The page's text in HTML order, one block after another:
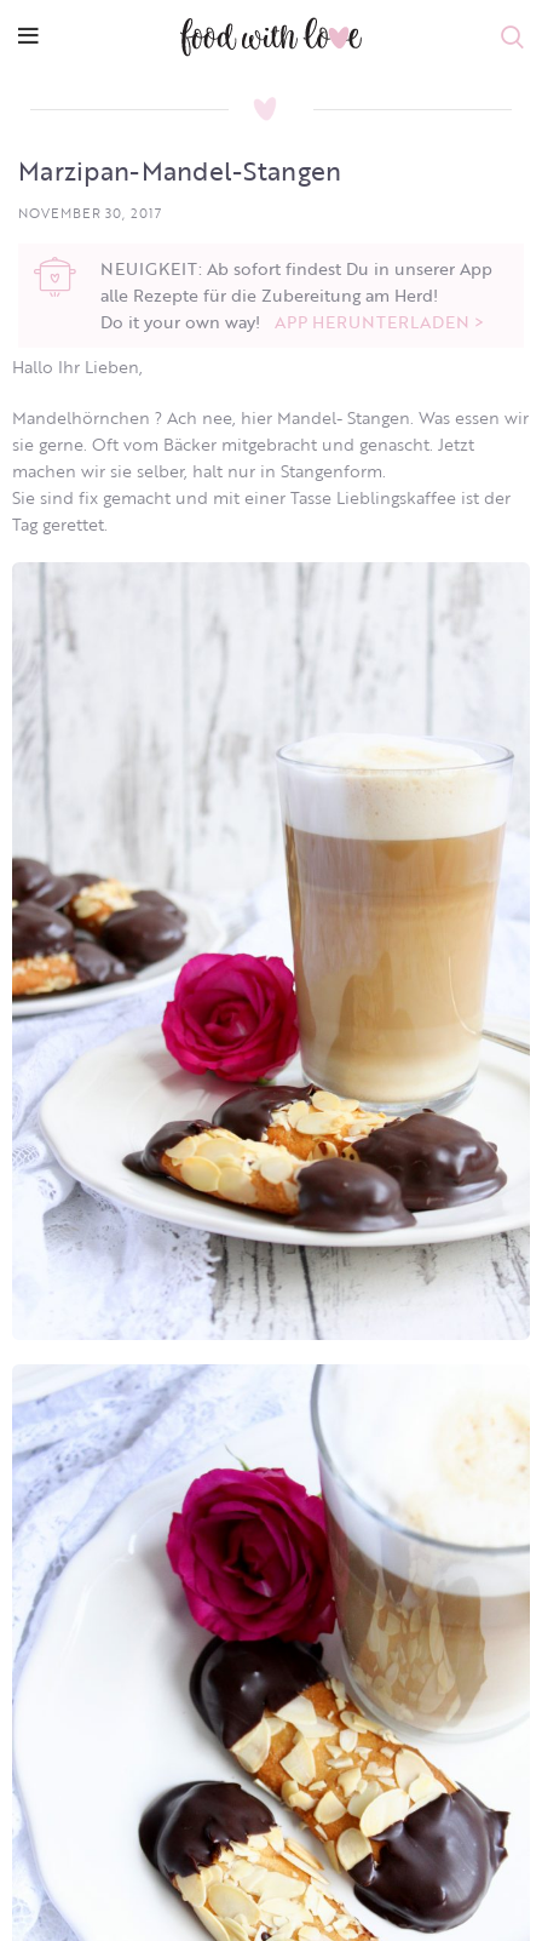
Marzipan-Mandel-Stangen
NOVEMBER 30, 2017
NEUIGKEIT: Ab sofort findest Du in unserer App
alle Rezepte für die Zubereitung am Herd!
Do it your own way! APP HERUNTERLADEN >
Hallo Ihr Lieben,
Mandelhörnchen ? Ach nee, hier Mandel- Stangen. Was essen wir
sie gerne. Oft vom Bäcker mitgebracht und genascht. Jetzt
machen wir sie selber, halt nur in Stangenform.
Sie sind fix gemacht und mit einer Tasse Lieblingskaffee ist der
Tag gerettet.